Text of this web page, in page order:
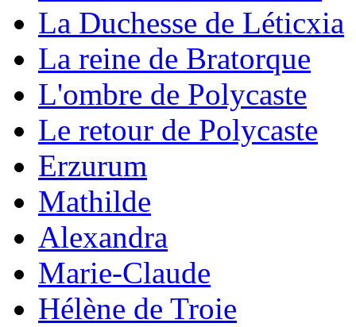
La Duchesse de Léticxia
La reine de Bratorque
L'ombre de Polycaste
Le retour de Polycaste
Erzurum
Mathilde
Alexandra
Marie-Claude
Hélène de Troie